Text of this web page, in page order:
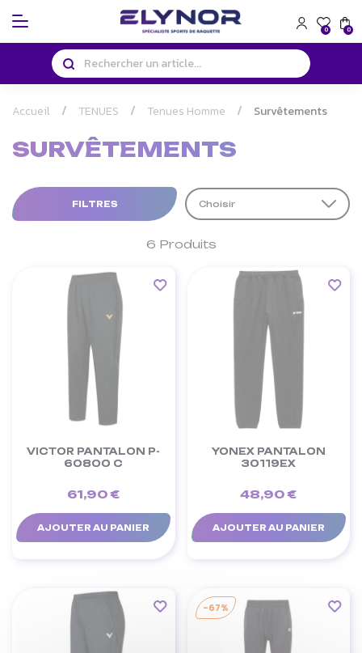
Panneau de gestion des cookies
0 0
Accueil TENUES Tenues Homme Survêtements
SURVÊTEMENTS
6 Produits
Choisir
FILTRES
VICTOR PANTALON P-
60800 C
61,90 €
AJOUTER AU PANIER
YONEX PANTALON
30119EX
48,90 €
AJOUTER AU PANIER
-67%